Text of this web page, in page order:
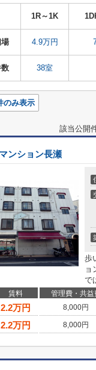
1R～1K
4.9万円
38室
のみ表示
該当公開
ンション長瀬
歩
ョ
で
賃料 管理費・共益
2.2万円 8,000円
2.2万円 8,000円